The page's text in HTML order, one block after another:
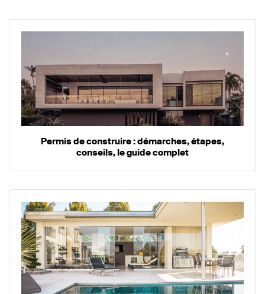
Permis de construire : démarches, étapes,
conseils, le guide complet